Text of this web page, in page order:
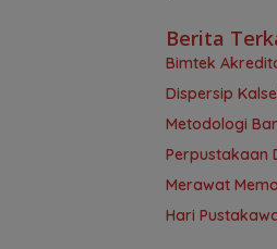
Berita
Bimtek
Dispersip
Metodologi
Perpustakaan
Merawat
Hari